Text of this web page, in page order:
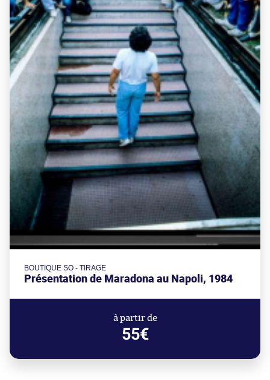
BOUTIQUE SO - TIRAGE
Présentation de Maradona au Napoli, 1984
à partir de
55€